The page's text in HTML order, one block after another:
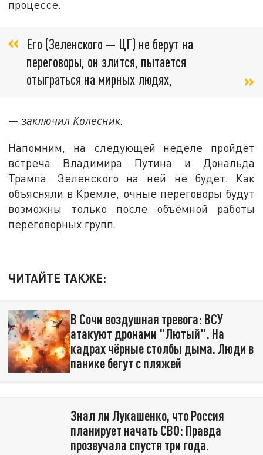
процессе.
Его (Зеленского — ЦГ) не берут на
переговоры, он злится, пытается
отыграться на мирных людях,
— заключил Колесник.
Напомним, на следующей неделе пройдёт
встреча Владимира Путина и Дональда
Трампа. Зеленского на ней не будет. Как
объясняли в Кремле, очные переговоры будут
возможны только после объёмной работы
переговорных групп.
ЧИТАЙТЕ ТАКЖЕ:
В Сочи воздушная тревога: ВСУ
атакуют дронами "Лютый". На
кадрах чёрные столбы дыма. Люди в
панике бегут с пляжей
Знал ли Лукашенко, что Россия
планирует начать СВО: Правда
прозвучала спустя три года.